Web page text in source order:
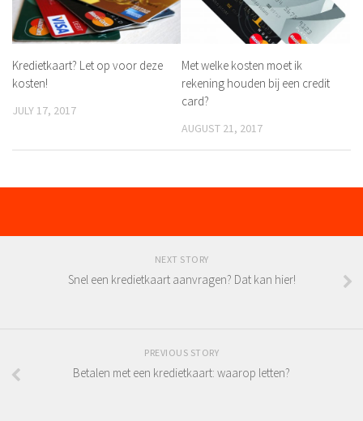
Kredietkaart? Let op voor deze
kosten!
JULY 17, 2017
Met welke kosten moet ik
rekening houden bij een credit
card?
AUGUST 21, 2017
NEXT STORY
Snel een kredietkaart aanvragen? Dat kan hier!
PREVIOUS STORY
Betalen met een kredietkaart: waarop letten?